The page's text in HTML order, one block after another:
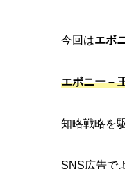
今回はエボ
エボニー –
知略戦略を
SNS広告で